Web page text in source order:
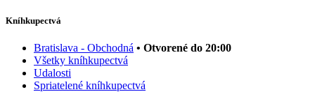
Kníhkupectvá
Bratislava - Obchodná • Otvorené do 20:00
Všetky kníhkupectvá
Udalosti
Spriatelené kníhkupectvá